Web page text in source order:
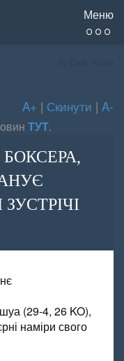
Меню
A+ | Скинути | A-
ТУТ.
(29-4, 26 KO),
наміри свого